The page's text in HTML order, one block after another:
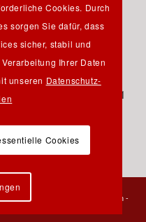
OT Günding -
590 - Fax: +49 8131 61
vorbehalten - Impressum-
Cookies. Durch
sorgen Sie dafür, dass
sicher, stabil und
Ihrer Daten
unseren Datenschutz-
Cookies